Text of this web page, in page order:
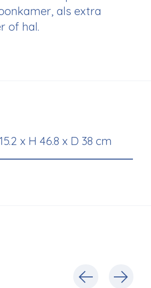
als extra
of hal.
x H 46.8 x D 38 cm